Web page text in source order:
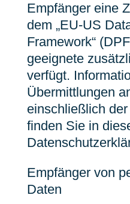
Empfänger eine
dem „EU-US
Framework“
geeignete
verfügt.
Übermittlungen
einschließlich
finden Sie in
Empfänger von
Daten